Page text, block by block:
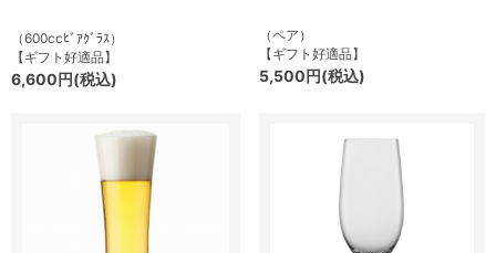
（600ccﾋﾞｱｸﾞﾗｽ）
【ギフト好適品】
6,600円(税込)
（ペア）
【ギフト好適品】
5,500円(税込)